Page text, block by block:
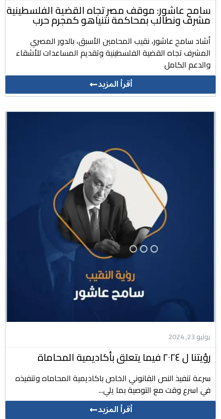
سامح عاشور: موقف مصر تجاه القضية الفلسطينية
مشرف ونطالب بمحاكمة نتنياهو كمجرم حرب
أشاد سامح عاشور، نقيب المحامين الأسبق، بالدور المصري
المشرف تجاه القضية الفلسطينية وتقديم المساعدات للأشقاء
والدعم الكامل
أقرأ المزيد
يونيو 23, 2024
رؤيتنا ل ٢٠٢٤ فيما يتعلق بأكاديمية المحاماة
سرعة تنفيذ النص القانوني الخاص باكاديمية المحاماه وتنفيذه
في اسرع وقت مع التوصية بما يلي...
أقرأ المزيد